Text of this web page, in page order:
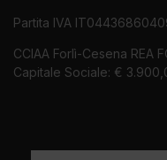
Partita IVA
CCIAA Forlì-Cesena REA
Capitale Sociale: €